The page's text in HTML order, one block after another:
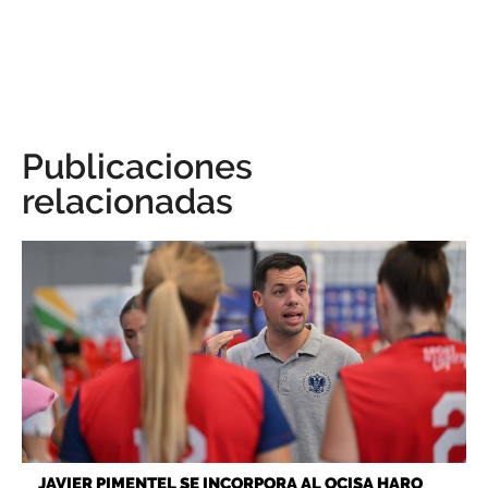
Publicaciones
relacionadas
JAVIER PIMENTEL SE INCORPORA AL OCISA HARO